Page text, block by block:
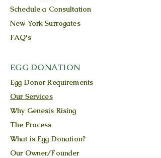
Schedule a Consultation
New York Surrogates
FAQ's
EGG DONATION
Egg Donor Requirements
Our Services
Why Genesis Rising
The Process
What is Egg Donation?
Our Owner/Founder